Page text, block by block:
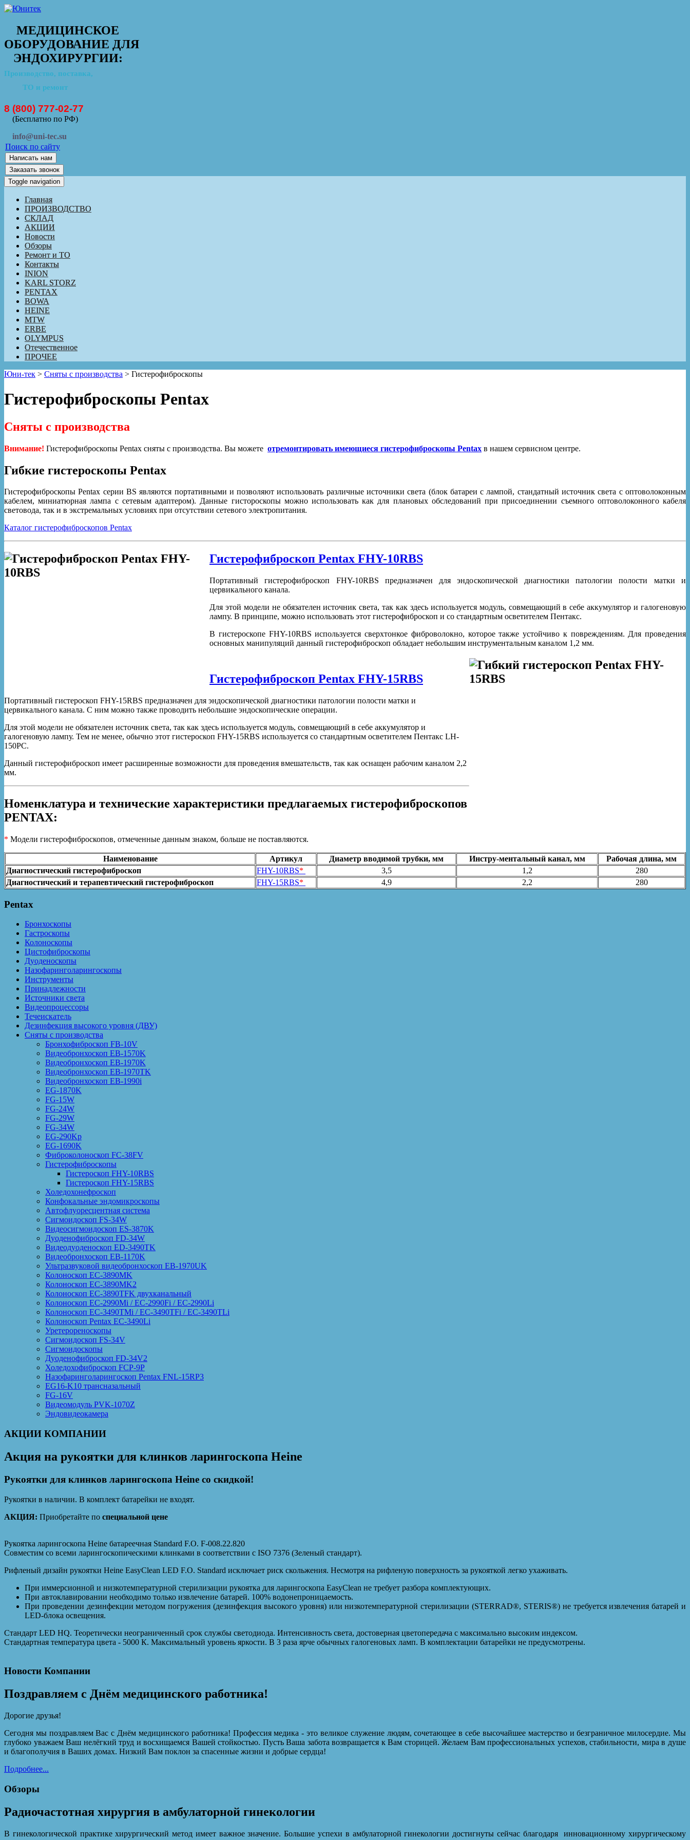
МЕДИЦИНСКОЕ
ОБОРУДОВАНИЕ ДЛЯ
ЭНДОХИРУРГИИ:
Производство, поставка,
ТО и ремонт
8 (800) 777-02-77
(Бесплатно по РФ)
info@uni-tec.su
Поиск по сайту
Написать нам
Заказать звонок
Toggle navigation
Главная
ПРОИЗВОДСТВО
СКЛАД
АКЦИИ
Новости
Обзоры
Ремонт и ТО
Контакты
INION
KARL STORZ
PENTAX
BOWA
HEINE
MTW
ERBE
OLYMPUS
Отечественное
ПРОЧЕЕ
Юни-тек > Сняты с производства > Гистерофиброскопы
Гистерофиброскопы Pentax
Сняты с производства
Внимание! Гистерофиброскопы Pentax сняты с производства. Вы можете отремонтировать имеющиеся гистерофиброскопы Pentax в нашем сервисном центре.
Гибкие гистероскопы Pentax
Гистерофиброскопы Pentax серии BS являются портативными и позволяют использовать различные источники света (блок батареи с лампой, стандатный источник света с оптоволоконным
кабелем, миниатюрная лампа с сетевым адаптером). Данные гистороскопы можно использовать как для плановых обследований при присоединении съемного оптоволоконного кабеля
световода, так и в экстремальных условиях при отсутствии сетевого электропитания.
Каталог гистерофиброскопов Pentax
Гистерофиброскоп Pentax FHY-10RBS
Портативный гистерофиброскоп FHY-10RBS предназначен для эндоскопической диагностики патологии полости матки и
цервикального канала.
Для этой модели не обязателен источник света, так как здесь используется модуль, совмещающий в себе аккумулятор и галогеновую
лампу. В принципе, можно использовать этот гистерофиброскоп и со стандартным осветителем Пентакс.
В гистероскопе FHY-10RBS используется сверхтонкое фиброволокно, которое также устойчиво к повреждениям. Для проведения
основных манипуляций данный гистерофиброскоп обладает небольшим инструментальным каналом 1,2 мм.
Гистерофиброскоп Pentax FHY-15RBS
Портативный гистероскоп FHY-15RBS предназначен для эндоскопической диагностики патологии полости матки и
цервикального канала. С ним можно также проводить небольшие эндоскопические операции.
Для этой модели не обязателен источник света, так как здесь используется модуль, совмещающий в себе аккумулятор и
галогеновую лампу. Тем не менее, обычно этот гистероскоп FHY-15RBS используется со стандартным осветителем Пентакс LH-
150PC.
Данный гистерофиброскоп имеет расширенные возможности для проведения вмешательств, так как оснащен рабочим каналом 2,2
мм.
Номенклатура и технические характеристики предлагаемых гистерофиброскопов
PENTAX:
* Модели гистерофиброскопов, отмеченные данным знаком, больше не поставляются.
Наименование Артикул Диаметр вводимой трубки, мм Инстру-ментальный канал, мм
Рабочая длина, мм
Диагностический гистерофиброскоп
FHY-10RBS* 3,5 1,2
280
Диагностический и терапевтический гистерофиброскоп
FHY-15RBS* 4,9 2,2 280
Pentax
Бронхоскопы
Гастроскопы
Колоноскопы
Цистофиброскопы
Дуоденоскопы
Назофаринголарингоскопы
Инструменты
Принадлежности
Источники света
Видеопроцессоры
Течеискатель
Дезинфекция высокого уровня (ДВУ)
Сняты с производства
Бронхофиброскоп FB-10V
Видеобронхоскоп EB-1570K
Видеобронхоскоп EB-1970K
Видеобронхоскоп EB-1970TK
Видеобронхоскоп EB-1990i
EG-1870K
FG-15W
FG-24W
FG-29W
FG-34W
EG-290Kp
EG-1690K
Фиброколоноскоп FC-38FV
Гистерофиброскопы
Гистероскоп FHY-10RBS
Гистероскоп FHY-15RBS
Холедохонефроскоп
Конфокальные эндомикроскопы
Автофлуоресцентная система
Сигмоидоскоп FS-34W
Видеосигмоидоскоп ES-3870K
Дуоденофиброскоп FD-34W
Видеодуоденоскоп ED-3490TK
Видеобронхоскоп EB-1170K
Ультразвуковой видеобронхоскоп EB-1970UK
Колоноскоп EC-3890MK
Колоноскоп EC-3890MK2
Колоноскоп EC-3890TFK двухканальный
Колоноскоп EC-2990Mi / EC-2990Fi / EC-2990Li
Колоноскоп EC-3490TMi / EC-3490TFi / EC-3490TLi
Колоноскоп Pentax EC-3490Li
Уретерореноскопы
Сигмоидоскоп FS-34V
Сигмоидоскопы
Дуоденофиброскоп FD-34V2
Холедохофиброскоп FCP-9P
Назофаринголарингоскоп Pentax FNL-15RP3
EG16-K10 трансназальный
FG-16V
Видеомодуль PVK-1070Z
Эндовидеокамера
АКЦИИ КОМПАНИИ
Акция на рукоятки для клинков ларингоскопа Heine
Рукоятки для клинков ларингоскопа Heine со скидкой!
Рукоятки в наличии. В комплект батарейки не входят.
АКЦИЯ: Приобретайте по специальной цене
Рукоятка ларингоскопа Heine батареечная Standard F.O. F-008.22.820
Совместим со всеми ларингоскопическими клинками в соответствии с ISO 7376 (Зеленый стандарт).
Рифленый дизайн рукоятки Heine EasyClean LED F.O. Standard исключает риск скольжения. Несмотря на рифленую поверхность за рукояткой легко ухаживать.
При иммерсионной и низкотемпературной стерилизации рукоятка для ларингоскопа EasyClean не требует разбора комплектующих.
При автоклавировании необходимо только извлечение батарей. 100% водонепроницаемость.
При проведении дезинфекции методом погружения (дезинфекция высокого уровня) или низкотемпературной стерилизации (STERRAD®, STERIS®) не требуется извлечения батарей и
LED-блока освещения.
Стандарт LED HQ. Теоретически неограниченный срок службы светодиода. Интенсивность света, достоверная цветопередача с максимально высоким индексом.
Стандартная температура цвета - 5000 К. Максимальный уровень яркости. В 3 раза ярче обычных галогеновых ламп. В комплектации батарейки не предусмотрены.
Новости Компании
Поздравляем с Днём медицинского работника!
Дорогие друзья!
Сегодня мы поздравляем Вас с Днём медицинского работника! Профессия медика - это великое служение людям, сочетающее в себе высочайшее мастерство и безграничное милосердие. Мы
глубоко уважаем Ваш нелёгкий труд и восхищаемся Вашей стойкостью. Пусть Ваша забота возвращается к Вам сторицей. Желаем Вам профессиональных успехов, стабильности, мира в душе
и благополучия в Ваших домах. Низкий Вам поклон за спасенные жизни и добрые сердца!
Подробнее...
Обзоры
Радиочастотная хирургия в амбулаторной гинекологии
В гинекологической практике хирургический метод имеет важное значение. Большие успехи в амбулаторной гинекологии достигнуты сейчас благодаря
инновационному хирургическому